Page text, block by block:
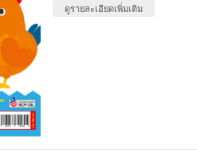
ดูรายละเอียดเพิ่มเติม